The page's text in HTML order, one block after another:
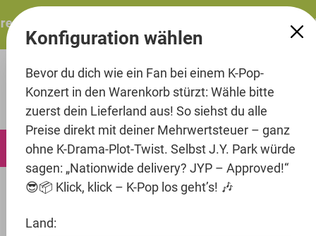
springen
ITZY – ITZY 3RD WORLD TOUR “TUNNEL
0
Printmedien Poster
Konfiguration wählen
Bevor du dich wie ein Fan bei einem K-Pop-
Konzert in den Warenkorb stürzt: Wähle bitte
zuerst dein Lieferland aus! So siehst du alle
Preise direkt mit deiner Mehrwertsteuer – ganz
ohne K-Drama-Plot-Twist. Selbst J.Y. Park würde
sagen: „Nationwide delivery? JYP – Approved!“
😎📦 Klick, klick – K-Pop los geht’s! 🎶
Land: